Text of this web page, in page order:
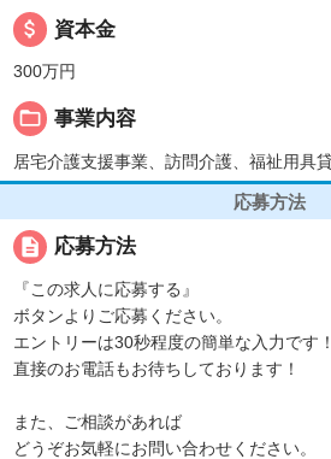
attach_money 資本金
300万円
folder_open 事業内容
居宅介護支援事業、訪問介護、福祉用具
応募方法
description 応募方法
『この求人に応募する』
ボタンよりご応募ください。
エントリーは30秒程度の簡単な入力です！
直接のお電話もお待ちしております！
また、ご相談があれば
どうぞお気軽にお問い合わせください。